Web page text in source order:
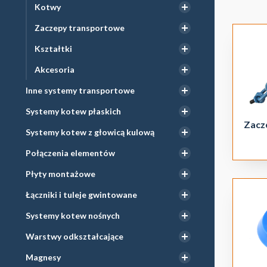
Kotwy
Zaczepy transportowe
Kształtki
Akcesoria
Inne systemy transportowe
Systemy kotew płaskich
Systemy kotew z głowicą kulową
Połączenia elementów
Płyty montażowe
Łączniki i tuleje gwintowane
Systemy kotew nośnych
Warstwy odkształcające
Magnesy
M16
M36